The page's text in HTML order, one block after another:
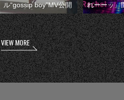
ル“gossip boy”MV公開
れーーッ』
VIEW MORE